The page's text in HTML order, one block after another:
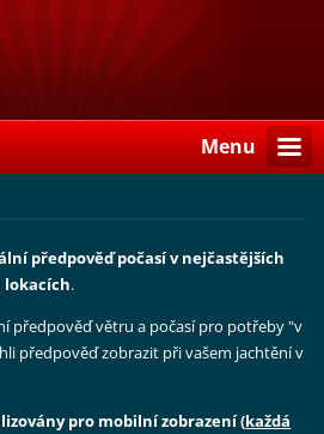
Menu
předpověď počasív nejčastějších
lokacích.
předpověď větru a počasí pro potřeby "v
předpověď zobrazit při vašem jachtění v
pro mobilní zobrazení (každá